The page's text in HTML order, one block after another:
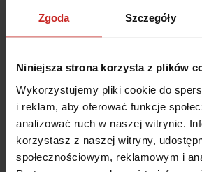
Zgoda Szczegóły
Niniejsza strona korzysta z plików
Wykorzystujemy pliki cookie do
i reklam, aby oferować funkcje
analizować ruch w naszej witrynie.
korzystasz z naszej witryny,
społecznościowym, reklamowym i